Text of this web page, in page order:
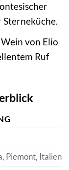
von Elio
Ruf
Piemont, Italien